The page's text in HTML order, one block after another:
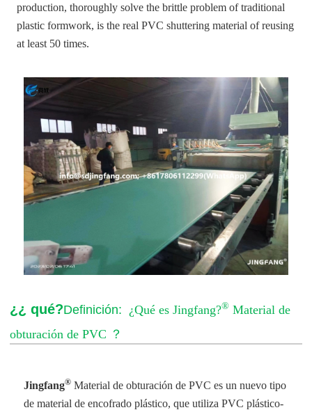
production, thoroughly solve the brittle problem of traditional
plastic formwork, is the real PVC shuttering material of reusing
at least 50 times.
¿¿ qué?Definición: ¿Qué es Jingfang?® Material de
obturación de PVC ？
Jingfang® Material de obturación de PVCes un nuevo tipo
de material de encofrado plástico, que utiliza PVC plástico-